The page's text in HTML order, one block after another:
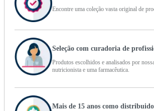
Encontre uma coleção vasta original de
Seleção com curadoria de
Produtos escolhidos e analisados por
nutricionista e uma farmacêutica.
Mais de 15 anos como